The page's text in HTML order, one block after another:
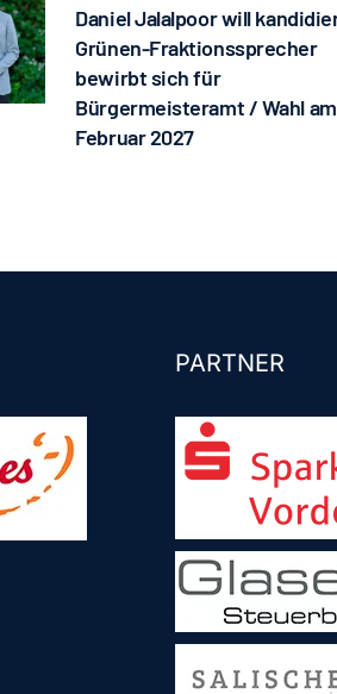
Daniel Jalalpoor will
Grünen-Fraktionssprecher
bewirbt sich für
Bürgermeisteramt / Wahl
Februar 2027
PARTNER